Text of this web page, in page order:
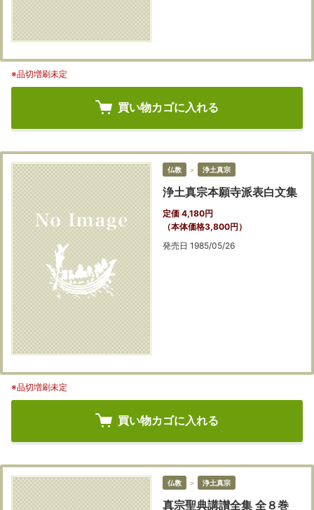
※品切増刷未定
買い物カゴに入れる
仏教 ＞ 浄土真宗
浄土真宗本願寺派表白文集
定価 4,180円
（本体価格3,800円）
発売日 1985/05/26
※品切増刷未定
買い物カゴに入れる
仏教 ＞ 浄土真宗
真宗聖典講讃全集 全８巻